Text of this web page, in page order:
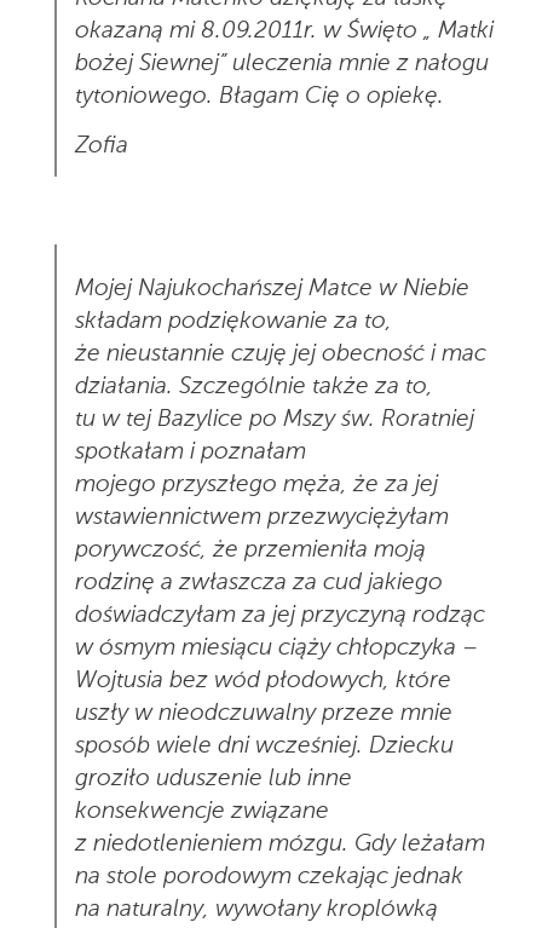
okazaną mi 8.09.2011r. w Święto „ Matki
bożej Siewnej” uleczenia mnie z nałogu
tytoniowego. Błagam Cię o opiekę.
Zofia
Mojej Najukochańszej Matce w Niebie
składam podziękowanie za to,
że nieustannie czuję jej obecność i mac
działania. Szczególnie także za to,
tu w tej Bazylice po Mszy św. Roratniej
spotkałam i poznałam
mojego przyszłego męża, że za jej
wstawiennictwem przezwyciężyłam
porywczość, że przemieniła moją
rodzinę a zwłaszcza za cud jakiego
doświadczyłam za jej przyczyną rodząc
w ósmym miesiącu ciąży chłopczyka –
Wojtusia bez wód płodowych, które
uszły w nieodczuwalny przeze mnie
sposób wiele dni wcześniej. Dziecku
groziło uduszenie lub inne
konsekwencje związane
z niedotlenieniem mózgu. Gdy leżałam
na stole porodowym czekając jednak
na naturalny, wywołany kroplówką